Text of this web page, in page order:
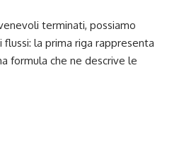
terminati, possiamo
flussi: la prima riga rappresenta
formula che ne descrive le